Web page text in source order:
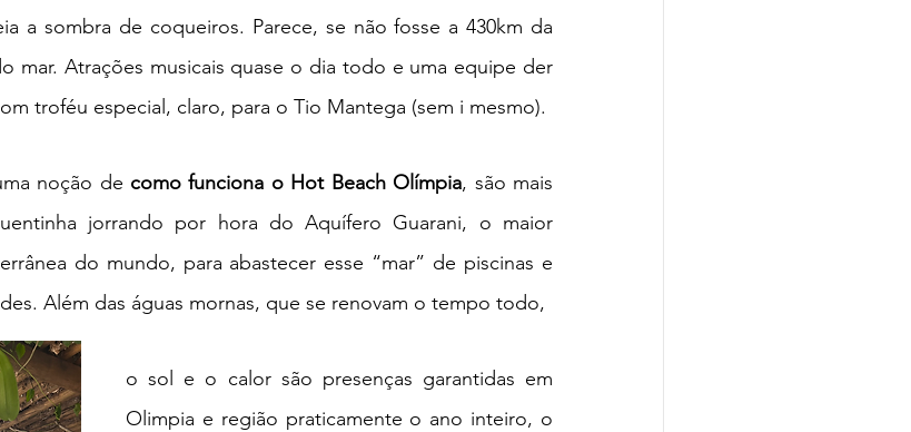
a sombra de coqueiros. Parece, se não fosse a 430km da
mar. Atrações musicais quase o dia todo e uma equipe der
troféu especial, claro, para o Tio Mantega (sem i mesmo).
noção de como funciona o Hot Beach Olímpia, são mais
jorrando por hora do Aquífero Guarani, o maior
do mundo, para abastecer esse “mar” de piscinas e
Além das águas mornas, que se renovam o tempo todo,
o sol e o calor são presenças garantidas em
Olimpia e região praticamente o ano inteiro, o